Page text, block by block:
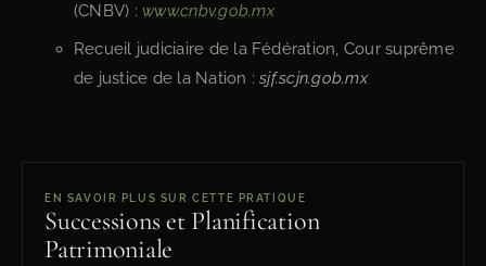
(CNBV) : www.cnbv.gob.mx
Recueil judiciaire de la Fédération, Cour suprême
de justice de la Nation :sjf.scjn.gob.mx
EN SAVOIR PLUS SUR CETTE PRATIQUE
Successions et Planification
Patrimoniale